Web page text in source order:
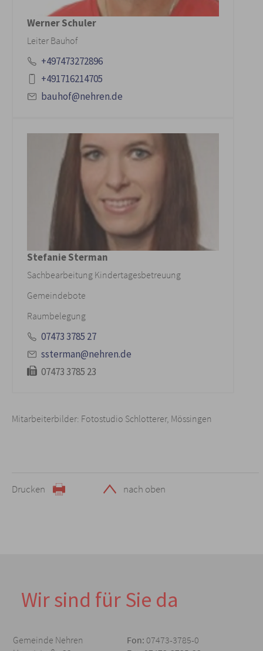
Werner Schuler
Leiter Bauhof
+497473272896
+491716214705
bauhof@nehren.de
Stefanie Sterman
Sachbearbeitung Kindertagesbetreuung
Gemeindebote
Raumbelegung
07473 3785 27
ssterman@nehren.de
07473 3785 23
Mitarbeiterbilder: Fotostudio Schlotterer, Mössingen
Drucken nach oben
Wir sind für Sie da
Gemeinde Nehren
Fon: 07473-3785-0